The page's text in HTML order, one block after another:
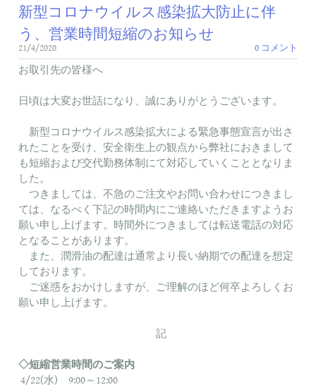
新型コロナウイルス感染拡大防止に伴
う、営業時間短縮のお知らせ
21/4/2020 0 コメント
お取引先の皆様へ
日頃は大変お世話になり、誠にありがとうございます。
新型コロナウイルス感染拡大による緊急事態宣言が出さ
れたことを受け、安全衛生上の観点から弊社におきまして
も短縮および交代勤務体制にて対応していくこととなりま
した。
つきましては、不急のご注文やお問い合わせにつきまし
ては、なるべく下記の時間内にご連絡いただきますようお
願い申し上げます。時間外につきましては転送電話の対応
となることがあります。
また、潤滑油の配達は通常より長い納期での配達を想定
しております。
ご迷惑をおかけしますが、ご理解のほど何卒よろしくお
願い申し上げます。
記
◇短縮営業時間のご案内
4/22(水) 9:00～12:00
がす
モビリティ
地下タンク漏洩検査